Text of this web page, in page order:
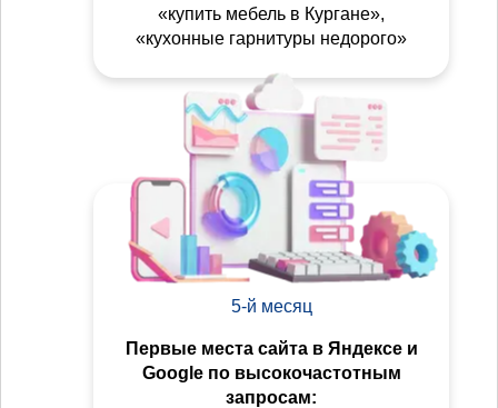
«купить мебель в Кургане»,
«кухонные гарнитуры недорого»
5-й месяц
Первые места сайта в Яндексе и
Google по высокочастотным
запросам: